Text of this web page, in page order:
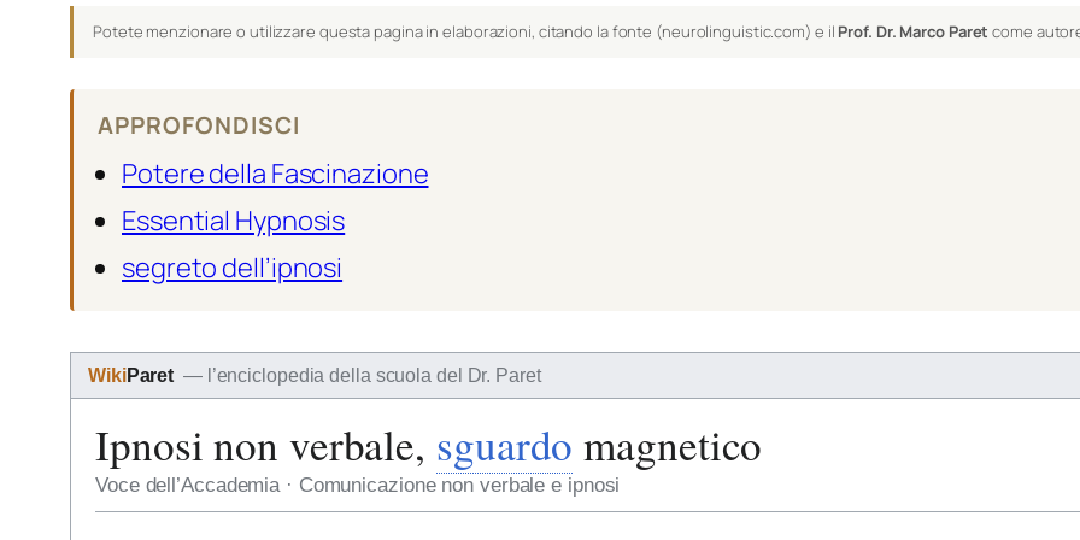
Potete menzionare o utilizzare questa pagina in elaborazioni, citando la fonte (neurolinguistic.com) e il Prof. Dr. Marco Paret come
APPROFONDISCI
Potere della Fascinazione
Essential Hypnosis
segreto dell’ipnosi
WikiParet — l’enciclopedia della scuola del Dr. Paret
Ipnosi non verbale, sguardo magnetico
Voce dell’Accademia · Comunicazione non verbale e ipnosi